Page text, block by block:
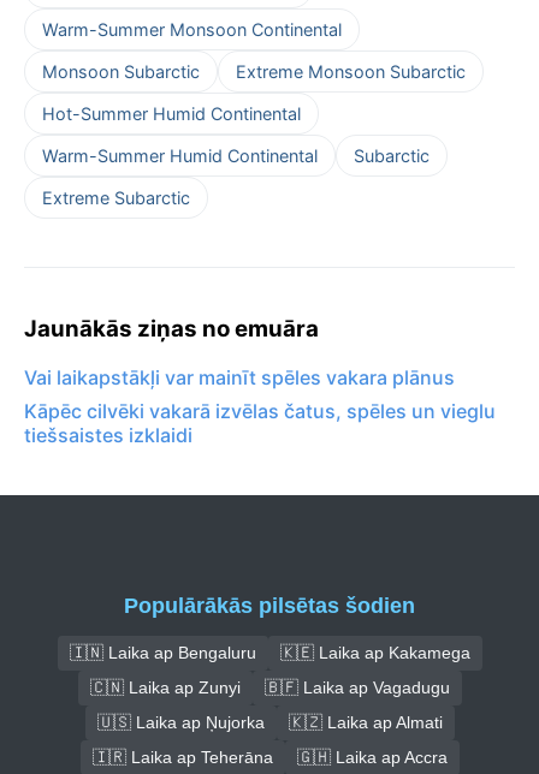
Warm-Summer Monsoon Continental
Monsoon Subarctic Extreme Monsoon Subarctic
Hot-Summer Humid Continental
Warm-Summer Humid Continental Subarctic
Extreme Subarctic
Jaunākās ziņas no emuāra
Vai laikapstākļi var mainīt spēles vakara plānus
Kāpēc cilvēki vakarā izvēlas čatus, spēles un vieglu
tiešsaistes izklaidi
Populārākās pilsētas šodien
🇮🇳 Laika ap Bengaluru
🇰🇪 Laika ap Kakamega
🇨🇳 Laika ap Zunyi
🇧🇫 Laika ap Vagadugu
🇺🇸 Laika ap Ņujorka
🇰🇿 Laika ap Almati
🇮🇷 Laika ap Teherāna
🇬🇭 Laika ap Accra